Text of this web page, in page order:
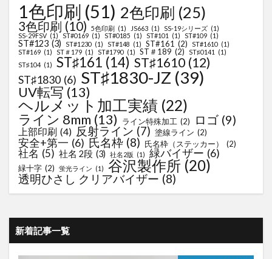
1色印刷 (51) 2色印刷 (25)
3色印刷 (10) 5色印刷 (1) JS663 (1) SS-19シリーズ (1)
SS-29FSV (1) ST#0169 (1) ST#0185 (1) ST#101 (1) ST#109 (1)
ST#123 (3) ST#1230 (1) ST#148 (1) ST#161 (2) ST#1610 (1)
ST#169 (1) ST＃179 (1) ST#1790 (1) ST＃189 (2) ST♯0141
(1)
ST♯104 (1) ST♯161 (14) ST♯1610 (12)
ST♯1830 (6) ST♯1830-JZ (39)
UV転写 (13)
ヘルメット加工実績 (22)
ライン 8mm (13) ライン特殊加工 (2) ロゴ (9)
上部印刷 (4) 反射ライン (7) 塗線ライン (2)
安全+第一 (6) 氏名枠 (8) 氏名枠（ステッカー） (2)
社名 (5) 社名 2段 (3) 社名2版 (1) 緑バイザー (6)
緑十字 (2) 蛍光ライン (1) 谷沢製作所 (20)
透明ひさし クリアバイザー (8)
新着記事一覧